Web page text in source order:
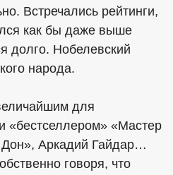
Встречались рейтинги,
как бы даже выше
долго. Нобелевский
народа.
для
«бестселлером» «Мастер
Аркадий Гайдар…
говоря, что